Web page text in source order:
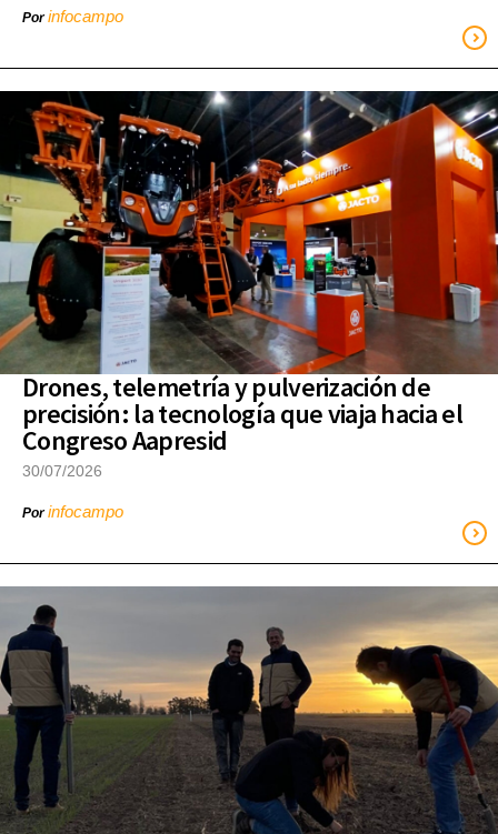
Porinfocampo
Drones, telemetría y pulverización de
precisión: la tecnología que viaja hacia el
Congreso Aapresid
30/07/2026
Porinfocampo